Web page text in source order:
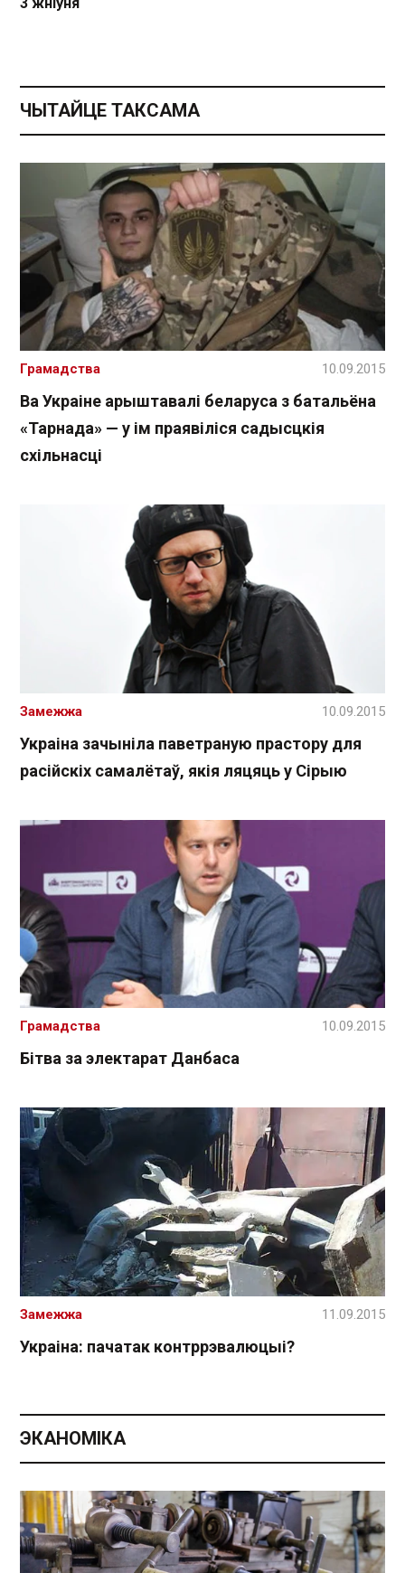
ЧЫТАЙЦЕ ТАКСАМА
Ва Украіне арыштавалі беларуса з батальёна
«Тарнада» — у ім праявіліся садысцкія
схільнасці
Грамадства 10.09.2015
Украіна зачыніла паветраную прастору для
расійскіх самалётаў, якія ляцяць у Сірыю
Замежжа 10.09.2015
Бітва за электарат Данбаса
Грамадства 10.09.2015
Украіна: пачатак контррэвалюцыі?
Замежжа 11.09.2015
ЭКАНОМІКА